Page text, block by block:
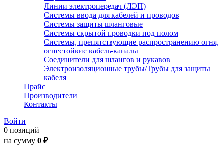
Линии электропередач (ЛЭП)
Системы ввода для кабелей и проводов
Системы защиты шланговые
Системы скрытой проводки под полом
Системы, препятствующие распространению огня,
огнестойкие кабель-каналы
Соединители для шлангов и рукавов
Электроизоляционные трубы/Трубы для защиты
кабеля
Прайс
Производители
Контакты
Войти
0 позиций
на сумму 0 ₽